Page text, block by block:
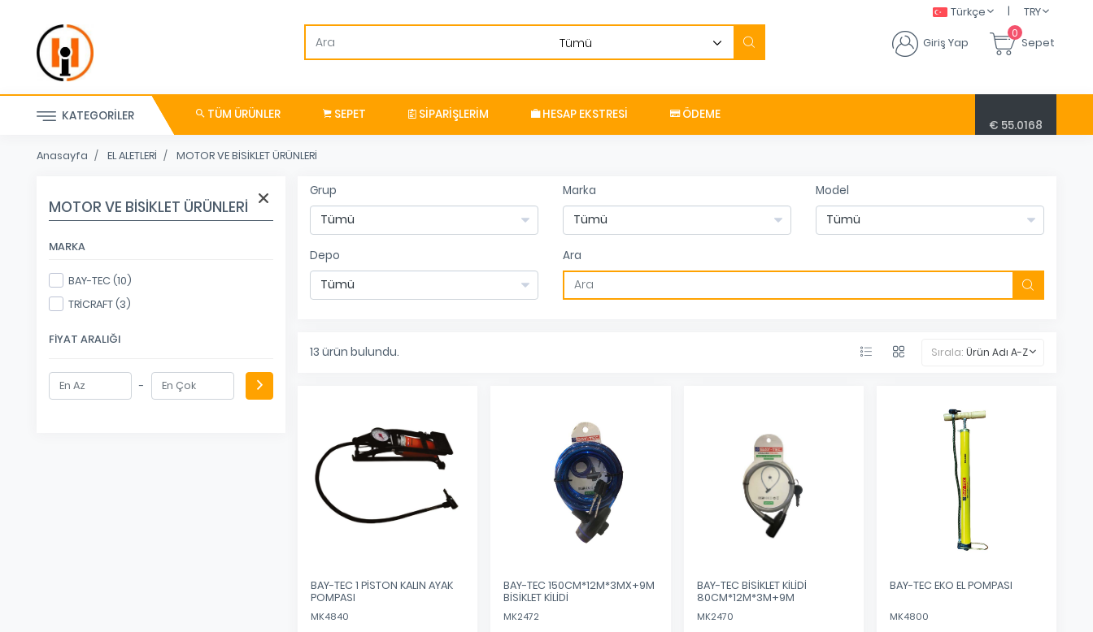
Türkçe | TRY
Giriş Yap
0
Sepet
KATEGORILER TÜM ÜRÜNLER SEPET SIPARIŞLERIM HESAP EKSTRESI ÖDEME
Anasayfa EL ALETLERİ MOTOR VE BİSİKLET ÜRÜNLERİ
MOTOR VE BİSİKLET ÜRÜNLERİ
MARKA
BAY-TEC (10)
TRİCRAFT (3)
FIYAT ARALIĞI
-
Grup Marka Model
Depo Ara
13 ürün bulundu. Sırala: Ürün Adı A-Z
BAY-TEC 1 PİSTON KALIN AYAK
POMPASI
MK4840
BAY-TEC 150CM*12M*3MX+9M
BİSİKLET KİLİDİ
MK2472
BAY-TEC BİSİKLET KİLİDİ
80CM*12M*3M+9M
MK2470
BAY-TEC EKO EL POMPASI
MK4800